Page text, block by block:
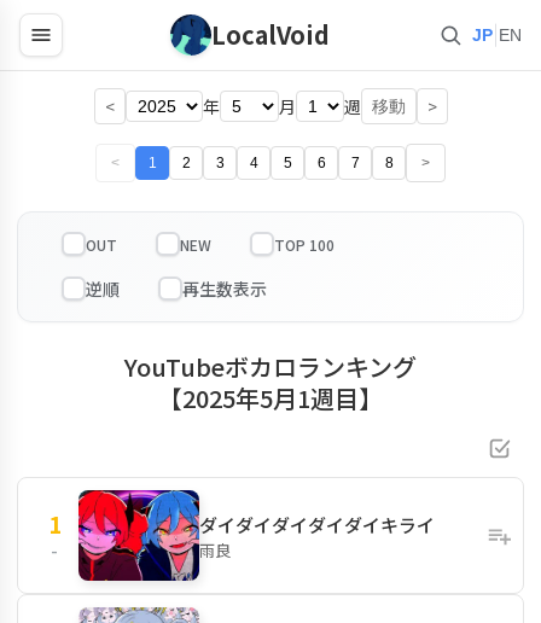
LocalVoid JP EN
< 年 月 週 移動 >
< 1 2 3 4 5 6 7 8 >
OUT NEW TOP 100
YouTubeボカロランキング
【2025年5月1週目】
1
-
ダイダイダイダイダイキライ
雨良